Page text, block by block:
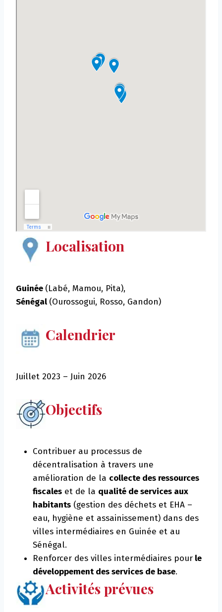
Localisation
Guinée (Labé, Mamou, Pita),
Sénégal (Ourossogui, Rosso, Gandon)
Calendrier
Juillet 2023 – Juin 2026
Objectifs
Contribuer au processus de
décentralisation à travers une
amélioration de la collecte des ressources
fiscales et de la qualité de services aux
habitants (gestion des déchets et EHA –
eau, hygiène et assainissement) dans des
villes intermédiaires en Guinée et au
Sénégal.
Renforcer des villes intermédiaires pour le
développement des services de base.
Activités prévues